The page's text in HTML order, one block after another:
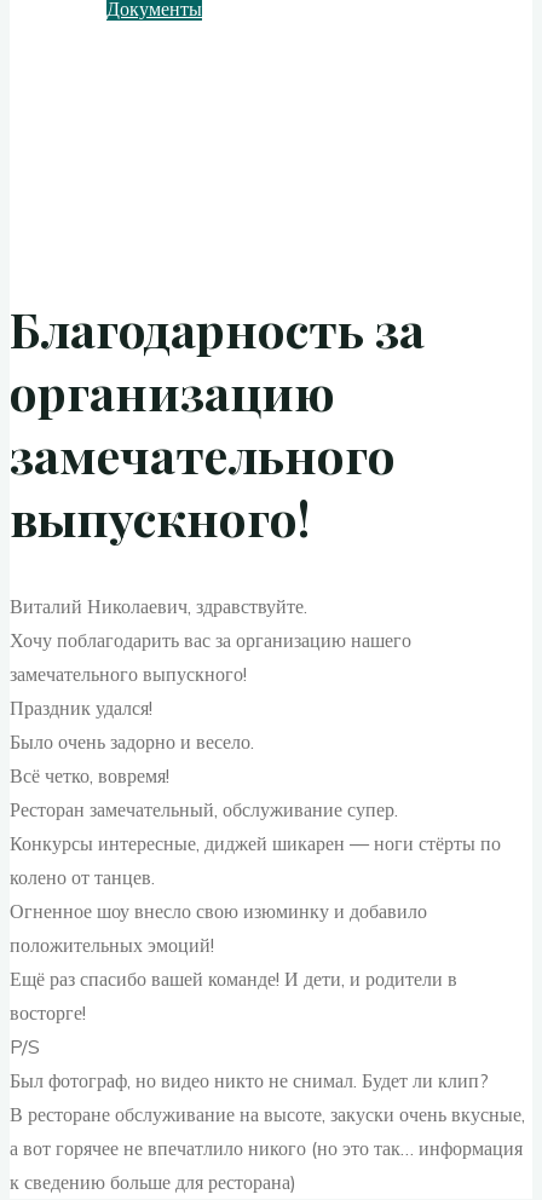
Документы
Благодарность за
организацию
замечательного
выпускного!
Виталий Николаевич, здравствуйте.
Хочу поблагодарить вас за организацию нашего
замечательного выпускного!
Праздник удался!
Было очень задорно и весело.
Всё четко, вовремя!
Ресторан замечательный, обслуживание супер.
Конкурсы интересные, диджей шикарен — ноги стёрты по
колено от танцев.
Огненное шоу внесло свою изюминку и добавило
положительных эмоций!
Ещё раз спасибо вашей команде! И дети, и родители в
восторге!
P/S
Был фотограф, но видео никто не снимал. Будет ли клип?
В ресторане обслуживание на высоте, закуски очень вкусные,
а вот горячее не впечатлило никого (но это так… информация
к сведению больше для ресторана)